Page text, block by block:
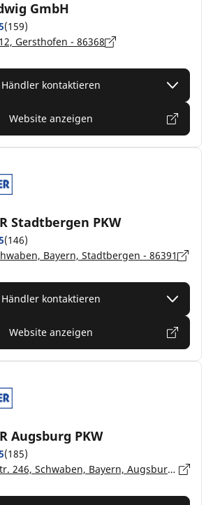
GmbH
(159)
12, Gersthofen - 86368
Händler kontaktieren
Website anzeigen
Stadtbergen PKW
(146)
Bayern, Stadtbergen - 86391
Händler kontaktieren
Website anzeigen
Augsburg PKW
(185)
Donauwörther Str. 246, Schwaben, Bayern, Augsburg - 86154